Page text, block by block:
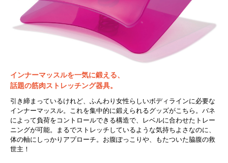
インナーマッスルを一気に鍛える、
話題の筋肉ストレッチング器具。
引き締まっているけれど、ふんわり女性らしいボディラインに必要な
インナーマッスル。これを集中的に鍛えられるグッズがこちら。バネ
によって負荷をコントロールできる構造で、レベルに合わせたトレー
ニングが可能。まるでストレッチしているような気持ちよさなのに、
体の軸にしっかりアプローチ。お腹ぽっこりや、もたついた脇腹の救
世主！